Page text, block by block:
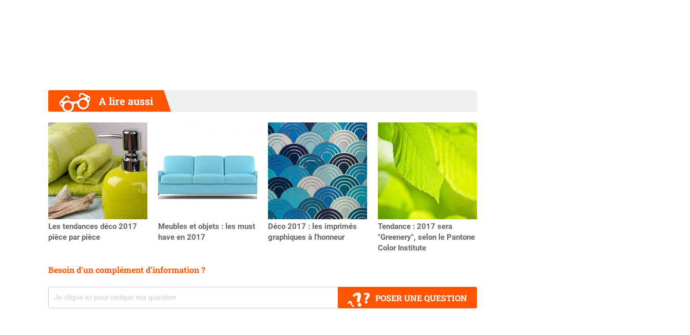
A lire aussi
Les tendances déco 2017
pièce par pièce
Meubles et objets : les must
have en 2017
Déco 2017 : les imprimés
graphiques à l'honneur
Tendance : 2017 sera
"Greenery", selon le Pantone
Color Institute
Précédent
Besoin d'un complément d'information ?
POSER UNE QUESTION